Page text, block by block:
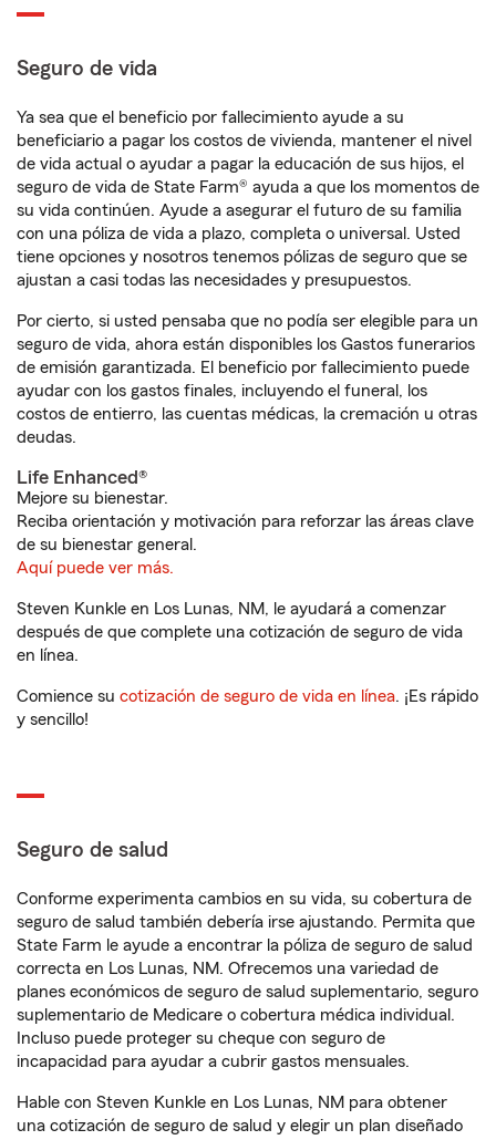
Seguro de vida
Ya sea que el beneficio por fallecimiento ayude a su
beneficiario a pagar los costos de vivienda, mantener el nivel
de vida actual o ayudar a pagar la educación de sus hijos, el
seguro de vida de State Farm® ayuda a que los momentos de
su vida continúen. Ayude a asegurar el futuro de su familia
con una póliza de vida a plazo, completa o universal. Usted
tiene opciones y nosotros tenemos pólizas de seguro que se
ajustan a casi todas las necesidades y presupuestos.
Por cierto, si usted pensaba que no podía ser elegible para un
seguro de vida, ahora están disponibles los Gastos funerarios
de emisión garantizada. El beneficio por fallecimiento puede
ayudar con los gastos finales, incluyendo el funeral, los
costos de entierro, las cuentas médicas, la cremación u otras
deudas.
Life Enhanced®
Mejore su bienestar.
Reciba orientación y motivación para reforzar las áreas clave
de su bienestar general.
Aquí puede ver más.
Steven Kunkle en Los Lunas, NM, le ayudará a comenzar
después de que complete una cotización de seguro de vida
en línea.
Comience su cotización de seguro de vida en línea. ¡Es rápido
y sencillo!
Seguro de salud
Conforme experimenta cambios en su vida, su cobertura de
seguro de salud también debería irse ajustando. Permita que
State Farm le ayude a encontrar la póliza de seguro de salud
correcta en Los Lunas, NM. Ofrecemos una variedad de
planes económicos de seguro de salud suplementario, seguro
suplementario de Medicare o cobertura médica individual.
Incluso puede proteger su cheque con seguro de
incapacidad para ayudar a cubrir gastos mensuales.
Hable con Steven Kunkle en Los Lunas, NM para obtener
una cotización de seguro de salud y elegir un plan diseñado